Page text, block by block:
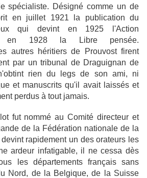
spécialiste. Désigné comme un de
en juillet 1921 la publication du
qui devint en 1925 l'Action
en 1928 la Libre pensée.
autres héritiers de Prouvost firent
par un tribunal de Draguignan de
rien du legs de son ami, ni
et manuscrits qu'il avait laissés et
perdus à tout jamais.
fut nommé au Comité directeur et
de la Fédération nationale de la
rapidement un des orateurs les
ardeur infatigable, il ne cessa dès
les départements français sans
Nord, de la Belgique, de la Suisse